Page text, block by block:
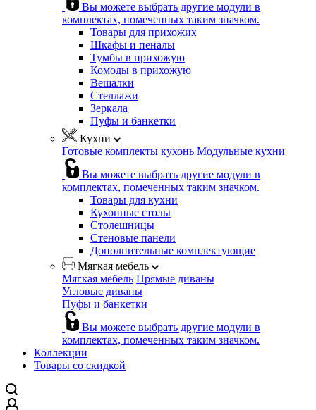
Вы можете выбрать другие модули в
комплектах, помеченных таким значком.
Товары для прихожих
Шкафы и пеналы
Тумбы в прихожую
Комоды в прихожую
Вешалки
Стеллажи
Зеркала
Пуфы и банкетки
Кухни
Готовые комплекты кухонь Модульные кухни
Вы можете выбрать другие модули в
комплектах, помеченных таким значком.
Товары для кухни
Кухонные столы
Столешницы
Стеновые панели
Дополнительные комплектующие
Мягкая мебель
Мягкая мебель Прямые диваны
Угловые диваны
Пуфы и банкетки
Вы можете выбрать другие модули в
комплектах, помеченных таким значком.
Коллекции
Товары со скидкой